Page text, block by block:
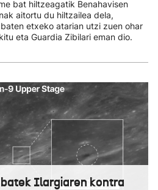
bat hiltzeagatik Benahavisen
aitortu du hiltzailea dela,
etxeko atarian utzi zuen ohar
eta Guardia Zibilari eman dio.
Ilargiaren kontra